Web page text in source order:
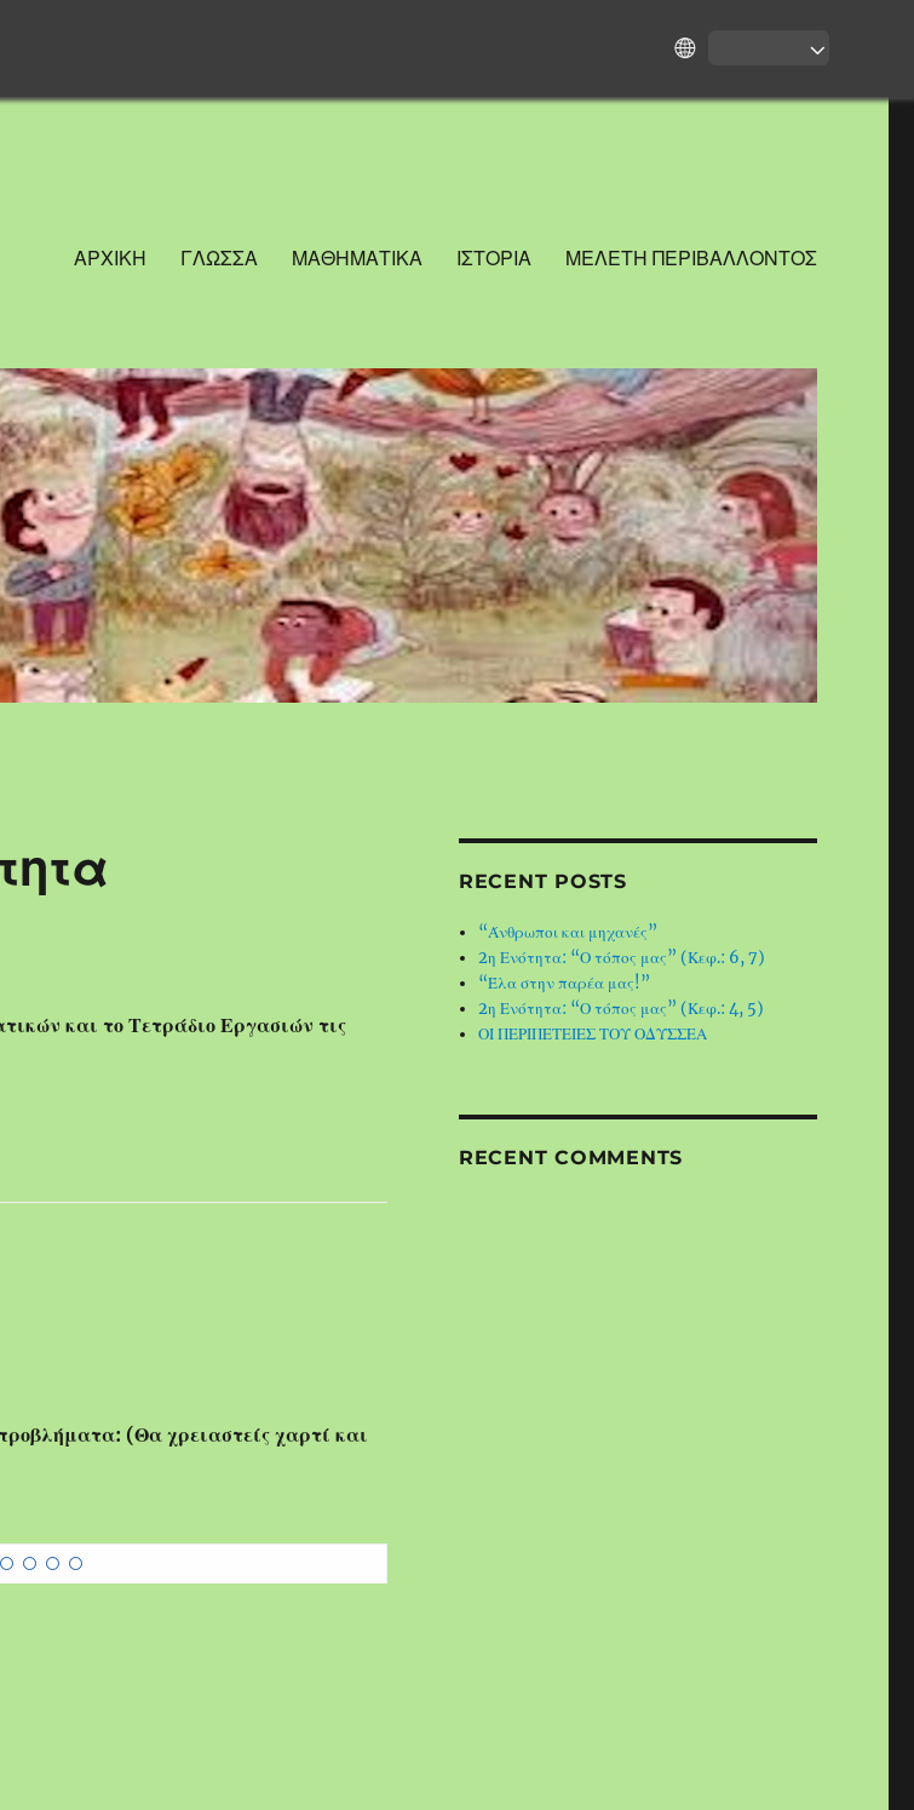
ΑΡΧΙΚΗ ΓΛΩΣΣΑ ΜΑΘΗΜΑΤΙΚΑ ΙΣΤΟΡΙΑ ΜΕΛΕΤΗ ΠΕΡΙΒΑΛΛΟΝΤΟΣ
και το Τετράδιο Εργασιών τις
(Θα χρειαστείς χαρτί και
RECENT POSTS
“Άνθρωποι και μηχανές”
2η Ενότητα: “Ο τόπος μας” (Κεφ.: 6, 7)
“Έλα στην παρέα μας!”
2η Ενότητα: “Ο τόπος μας” (Κεφ.: 4, 5)
ΟΙ ΠΕΡΙΠΕΤΕΙΕΣ ΤΟΥ ΟΔΥΣΣΕΑ
RECENT COMMENTS